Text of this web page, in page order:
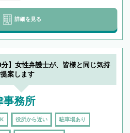
詳細を見る
分】女性弁護士が、皆様と同じ気持
案します
事務所
役所から近い 駐車場あり